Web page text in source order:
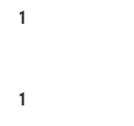
1
1